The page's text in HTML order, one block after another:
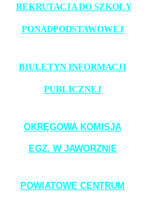
REKRUTACJA DO SZKOŁY
PONADPODSTAWOWEJ
BIULETYN INFORMACJI
PUBLICZNEJ
OKRĘGOWA KOMISJA
EGZ. W JAWORZNIE
POWIATOWE CENTRUM